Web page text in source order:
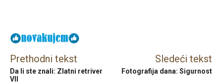
Prethodni tekst
Da li ste znali: Zlatni retriver
VII
Sledeći tekst
Fotografija dana: Sigurnost